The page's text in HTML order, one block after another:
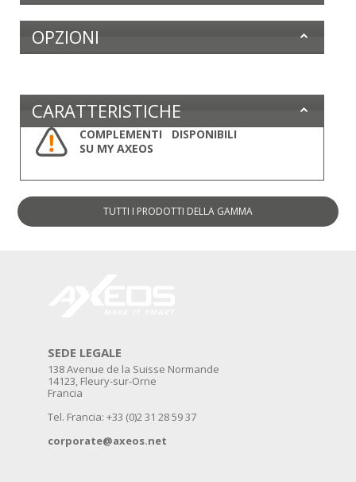
OPZIONI
CARATTERISTICHE
COMPLEMENTI DISPONIBILI
SU MY AXEOS
TUTTI I PRODOTTI DELLA GAMMA
SEDE LEGALE
138 Avenue de la Suisse Normande
14123, Fleury-sur-Orne
Francia
Tel. Francia: +33 (0)2 31 28 59 37
corporate@axeos.net